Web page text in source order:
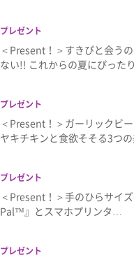
プレゼント
＜Present！＞すきぴと会う
ない!! これからの夏にぴった
プレゼント
＜Present！＞ガーリックビ
ヤキチキンと食欲そそる3つ
プレゼント
＜Present！＞手のひらサイ
Pal™』とスマホプリンタ…
プレゼント